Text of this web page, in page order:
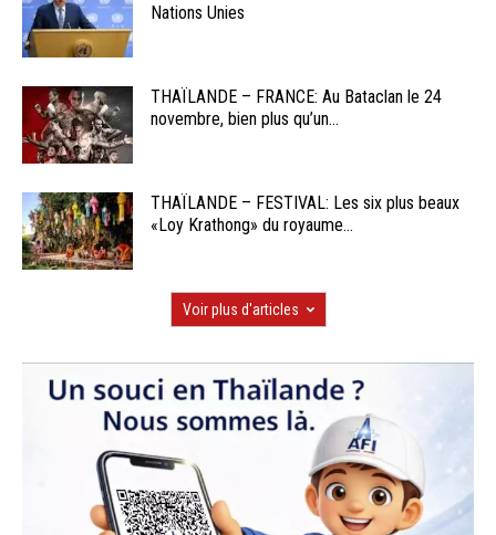
Nations Unies
THAÏLANDE – FRANCE: Au Bataclan le 24
novembre, bien plus qu’un...
THAÏLANDE – FESTIVAL: Les six plus beaux
«Loy Krathong» du royaume...
Voir plus d'articles